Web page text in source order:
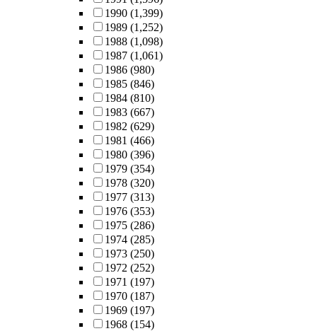
1990 (1,399)
1989 (1,252)
1988 (1,098)
1987 (1,061)
1986 (980)
1985 (846)
1984 (810)
1983 (667)
1982 (629)
1981 (466)
1980 (396)
1979 (354)
1978 (320)
1977 (313)
1976 (353)
1975 (286)
1974 (285)
1973 (250)
1972 (252)
1971 (197)
1970 (187)
1969 (197)
1968 (154)